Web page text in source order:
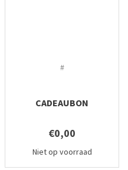
#
CADEAUBON
€0,00
Niet op voorraad